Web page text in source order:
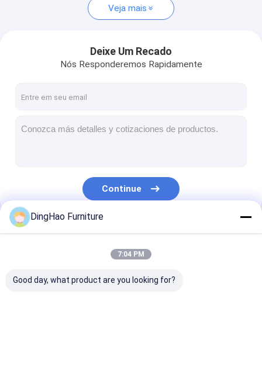
Converse agora
Mobiliário para clubes comerciais
Móveis para sala de jantar
Veja mais
Deixe Um Recado
Nós Responderemos Rapidamente
Continue
Nossas Categorias
DingHao Furniture
7:04 PM
Good day, what product are you looking for?